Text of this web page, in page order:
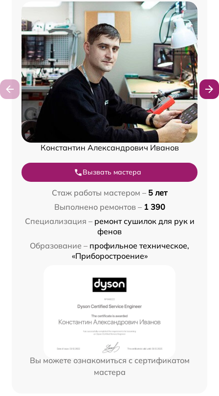
Константин Александрович Иванов
Вызвать мастера
Стаж работы мастером – 5 лет
Выполнено ремонтов – 1 390
Специализация – ремонт сушилок для рук и
фенов
Образование – профильное техническое,
«Приборостроение»
Вы можете ознакомиться с сертификатом
мастера